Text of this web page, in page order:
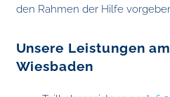
den Rahmen der Hilfe
Unsere Leistungen
Wiesbaden